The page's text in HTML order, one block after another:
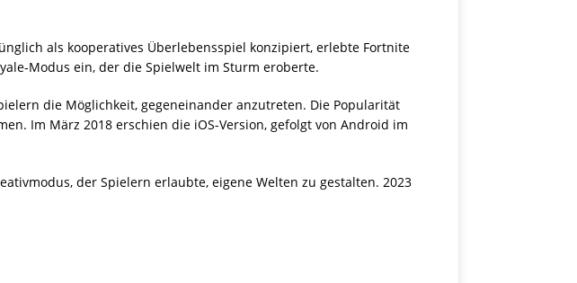
als kooperatives Überlebensspiel konzipiert, erlebte Fortnite
Modus ein, der die Spielwelt im Sturm eroberte.
die Möglichkeit, gegeneinander anzutreten. Die Popularität
Im März 2018 erschien die iOS-Version, gefolgt von Android im
der Spielern erlaubte, eigene Welten zu gestalten. 2023